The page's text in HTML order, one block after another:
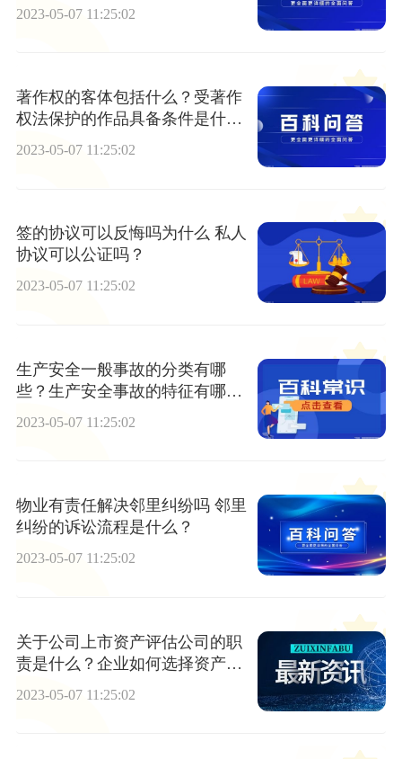
2023-05-07 11:25:02
著作权的客体包括什么？受著作
权法保护的作品具备条件是什
么？
2023-05-07 11:25:02
签的协议可以反悔吗为什么 私人
协议可以公证吗？
2023-05-07 11:25:02
生产安全一般事故的分类有哪
些？生产安全事故的特征有哪
2023-05-07 11:25:02
物业有责任解决邻里纠纷吗 邻里
纠纷的诉讼流程是什么？
2023-05-07 11:25:02
关于公司上市资产评估公司的职
责是什么？企业如何选择资产评
2023-05-07 11:25:02